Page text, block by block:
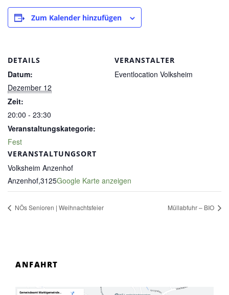
Zum Kalender hinzufügen
DETAILS
Datum:
Dezember 12
Zeit:
20:00 - 23:30
Veranstaltungskategorie:
Fest
VERANSTALTUNGSORT
Volksheim Anzenhof
Anzenhof,3125Google Karte anzeigen
VERANSTALTER
Eventlocation Volksheim
NÖs Senioren | Weihnachtsfeier Müllabfuhr – BIO
ANFAHRT